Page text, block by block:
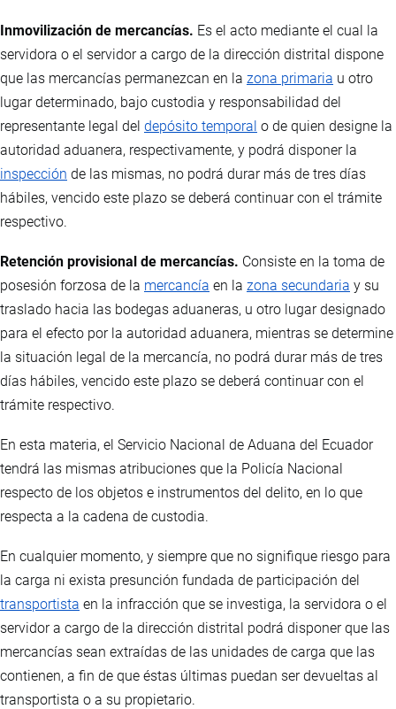
Inmovilización de mercancías. Es el acto mediante el cual la
servidora o el servidor a cargo de la dirección distrital dispone
que las mercancías permanezcan en la zona primaria u otro
lugar determinado, bajo custodia y responsabilidad del
representante legal del depósito temporal o de quien designe la
autoridad aduanera, respectivamente, y podrá disponer la
inspección de las mismas, no podrá durar más de tres días
hábiles, vencido este plazo se deberá continuar con el trámite
respectivo.
Retención provisional de mercancías. Consiste en la toma de
posesión forzosa de la mercancía en la zona secundaria y su
traslado hacia las bodegas aduaneras, u otro lugar designado
para el efecto por la autoridad aduanera, mientras se determine
la situación legal de la mercancía, no podrá durar más de tres
días hábiles, vencido este plazo se deberá continuar con el
trámite respectivo.
En esta materia, el Servicio Nacional de Aduana del Ecuador
tendrá las mismas atribuciones que la Policía Nacional
respecto de los objetos e instrumentos del delito, en lo que
respecta a la cadena de custodia.
En cualquier momento, y siempre que no signifique riesgo para
la carga ni exista presunción fundada de participación del
transportista en la infracción que se investiga, la servidora o el
servidor a cargo de la dirección distrital podrá disponer que las
mercancías sean extraídas de las unidades de carga que las
contienen, a fin de que éstas últimas puedan ser devueltas al
transportista o a su propietario.